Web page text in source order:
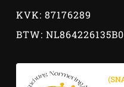
KVK: 87176289
BTW: